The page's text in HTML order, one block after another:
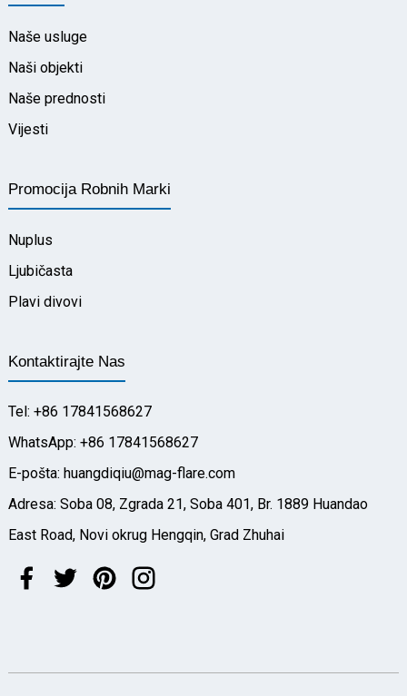
Naše usluge
Naši objekti
Naše prednosti
Vijesti
Promocija Robnih Marki
Nuplus
Ljubičasta
Plavi divovi
Kontaktirajte Nas
Tel: +86 17841568627
WhatsApp: +86 17841568627
E-pošta: huangdiqiu@mag-flare.com
Adresa: Soba 08, Zgrada 21, Soba 401, Br. 1889 Huandao
East Road, Novi okrug Hengqin, Grad Zhuhai